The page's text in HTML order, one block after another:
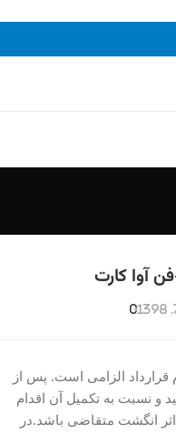
آوا کارت
0
الزامی است. پس از
و نسبت به تکمیل آن اقدام
انگشت متقاضی باشد.در